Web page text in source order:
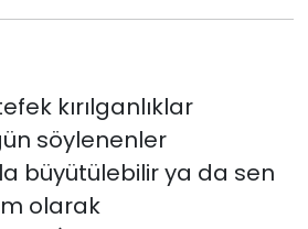
kırılganlıklar
söylenenler
büyütülebilir ya da sen
olarak